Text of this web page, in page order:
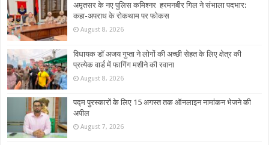
अमृतसर के नए पुलिस कमिश्नर हरमनबीर गिल ने संभाला पदभार:
कहा-अपराध के रोकथाम पर फोकस
August 8, 2026
विधायक डॉ अजय गुप्ता ने लोगों की अच्छी सेहत के लिए क्षेत्र की
प्रत्येक वार्ड में फागिंग मशीने की रवाना
August 8, 2026
पद्म पुरस्कारों के लिए 15 अगस्त तक ऑनलाइन नामांकन भेजने की
अपील
August 7, 2026